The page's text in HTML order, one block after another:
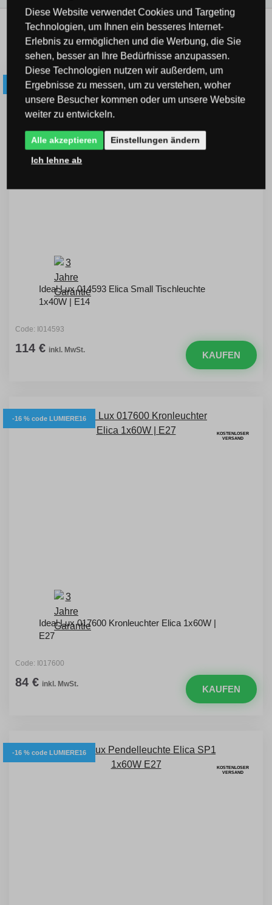
Verwandte Produkte
-16 % code LUMIERE16
KOSTENLOSER
VERSAND
Ideal Lux 014593 Elica Small Tischleuchte
1x40W | E14
Code: I014593
114 € inkl. MwSt. KAUFEN
-16 % code LUMIERE16
KOSTENLOSER
VERSAND
Ideal Lux 017600 Kronleuchter Elica 1x60W |
E27
Code: I017600
84 € inkl. MwSt. KAUFEN
-16 % code LUMIERE16
KOSTENLOSER
VERSAND
Diese Website verwendet Cookies und Targeting
Technologien, um Ihnen ein besseres Internet-
Erlebnis zu ermöglichen und die Werbung, die Sie
sehen, besser an Ihre Bedürfnisse anzupassen.
Diese Technologien nutzen wir außerdem, um
Ergebnisse zu messen, um zu verstehen, woher
unsere Besucher kommen oder um unsere Website
weiter zu entwickeln.
Alle akzeptieren Einstellungen ändern
Ich lehne ab